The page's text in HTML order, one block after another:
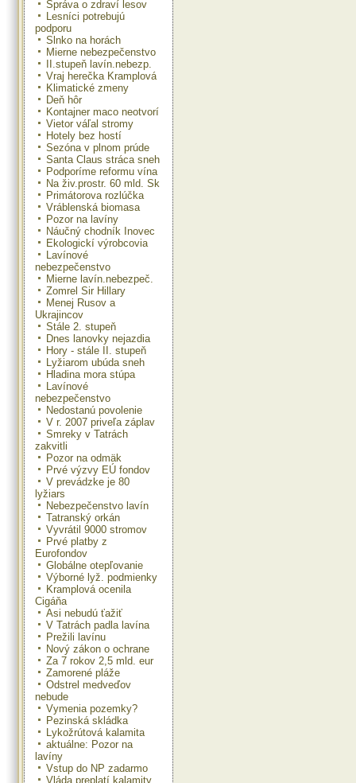
Správa o zdraví lesov
Lesníci potrebujú
podporu
Slnko na horách
Mierne nebezpečenstvo
II.stupeň lavín.nebezp.
Vraj herečka Kramplová
Klimatické zmeny
Deň hôr
Kontajner maco neotvorí
Vietor váľal stromy
Hotely bez hostí
Sezóna v plnom prúde
Santa Claus stráca sneh
Podporíme reformu vína
Na živ.prostr. 60 mld. Sk
Primátorova rozlúčka
Vráblenská biomasa
Pozor na lavíny
Náučný chodník Inovec
Ekologickí výrobcovia
Lavínové
nebezpečenstvo
Mierne lavín.nebezpeč.
Zomrel Sir Hillary
Menej Rusov a
Ukrajincov
Stále 2. stupeň
Dnes lanovky nejazdia
Hory - stále II. stupeň
Lyžiarom ubúda sneh
Hladina mora stúpa
Lavínové
nebezpečenstvo
Nedostanú povolenie
V r. 2007 priveľa záplav
Smreky v Tatrách
zakvitli
Pozor na odmäk
Prvé výzvy EÚ fondov
V prevádzke je 80
lyžiars
Nebezpečenstvo lavín
Tatranský orkán
Vyvrátil 9000 stromov
Prvé platby z
Eurofondov
Globálne otepľovanie
Výborné lyž. podmienky
Kramplová ocenila
Cigáňa
Asi nebudú ťažiť
V Tatrách padla lavína
Prežili lavínu
Nový zákon o ochrane
Za 7 rokov 2,5 mld. eur
Zamorené pláže
Odstrel medveďov
nebude
Vymenia pozemky?
Pezinská skládka
Lykožrútová kalamita
aktuálne: Pozor na
lavíny
Vstup do NP zadarmo
Vláda preplatí kalamity